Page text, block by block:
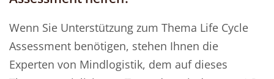
Wenn Sie Unterstützung zum Thema Life Cycle
Assessment benötigen, stehen Ihnen die
Experten von Mindlogistik, dem auf dieses